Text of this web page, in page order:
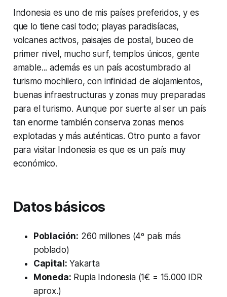
Indonesia es uno de mis países preferidos, y es
que lo tiene casi todo; playas paradisíacas,
volcanes activos, paisajes de postal, buceo de
primer nivel, mucho surf, templos únicos, gente
amable... además es un país acostumbrado al
turismo mochilero, con infinidad de alojamientos,
buenas infraestructuras y zonas muy preparadas
para el turismo. Aunque por suerte al ser un país
tan enorme también conserva zonas menos
explotadas y más auténticas. Otro punto a favor
para visitar Indonesia es que es un país muy
económico.
Datos básicos
Población: 260 millones (4º país más
poblado)
Capital: Yakarta
Moneda: Rupia Indonesia (1€ = 15.000 IDR
aprox.)